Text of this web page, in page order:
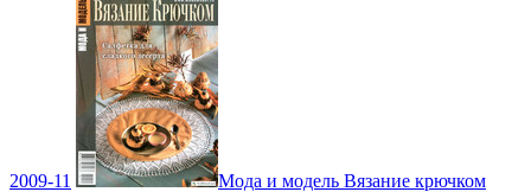
2009-11 Мода и модель Вязание крючком